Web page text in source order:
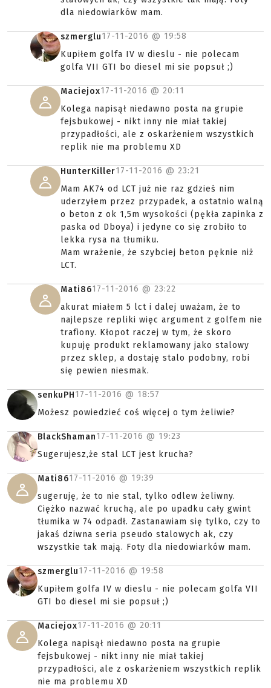
dla niedowiarków mam.
szmerglu17-11-2016 @ 19:58
Kupiłem golfa IV w dieslu - nie polecam
golfa VII GTI bo diesel mi sie popsuł ;)
Maciejox17-11-2016 @ 20:11
Kolega napisął niedawno posta na grupie
fejsbukowej - nikt inny nie miał takiej
przypadłości, ale z oskarżeniem wszystkich
replik nie ma problemu XD
HunterKiller17-11-2016 @ 23:21
Mam AK74 od LCT już nie raz gdzieś nim
uderzyłem przez przypadek, a ostatnio walną
o beton z ok 1,5m wysokości (pękła zapinka z
paska od Dboya) i jedyne co się zrobiło to
lekka rysa na tłumiku.
Mam wrażenie, że szybciej beton pęknie niż
LCT.
Mati8617-11-2016 @ 23:22
akurat miałem 5 lct i dalej uważam, że to
najlepsze repliki więc argument z golfem nie
trafiony. Kłopot raczej w tym, że skoro
kupuję produkt reklamowany jako stalowy
przez sklep, a dostaję stalo podobny, robi
się pewien niesmak.
senkuPH17-11-2016 @ 18:57
Możesz powiedzieć coś więcej o tym żeliwie?
BlackShaman17-11-2016 @ 19:23
Sugerujesz,że stal LCT jest krucha?
Mati8617-11-2016 @ 19:39
sugeruję, że to nie stal, tylko odlew żeliwny.
Ciężko nazwać kruchą, ale po upadku cały gwint
tłumika w 74 odpadł. Zastanawiam się tylko, czy to
jakaś dziwna seria pseudo stalowych ak, czy
wszystkie tak mają. Foty dla niedowiarków mam.
szmerglu17-11-2016 @ 19:58
Kupiłem golfa IV w dieslu - nie polecam golfa VII
GTI bo diesel mi sie popsuł ;)
Maciejox17-11-2016 @ 20:11
Kolega napisął niedawno posta na grupie
fejsbukowej - nikt inny nie miał takiej
przypadłości, ale z oskarżeniem wszystkich replik
nie ma problemu XD